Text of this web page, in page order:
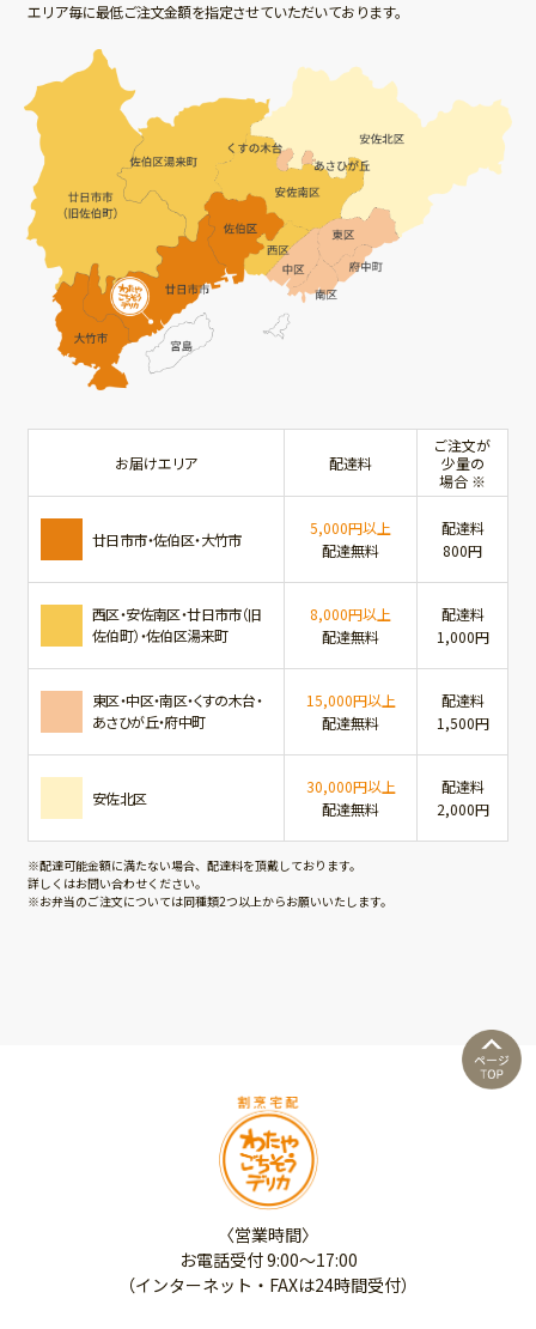
エリア毎に最低ご注文金額を指定させていただいております。
お届けエリア 配達料
ご注文が
少量の
場合 ※
廿日市市・佐伯区・大竹市
5,000円以上
配達無料
配達料
800円
西区・安佐南区・廿日市市（旧
佐伯町）・佐伯区湯来町
8,000円以上
配達無料
配達料
1,000円
東区・中区・南区・くすの木台・
あさひが丘・府中町
15,000円以上
配達無料
配達料
1,500円
安佐北区
30,000円以上
配達無料
配達料
2,000円
※配達可能金額に満たない場合、配達料を頂戴しております。
詳しくはお問い合わせください。
※お弁当のご注文については同種類2つ以上からお願いいたします。
〈営業時間〉
お電話受付 9:00～17:00
（インターネット・FAXは24時間受付）